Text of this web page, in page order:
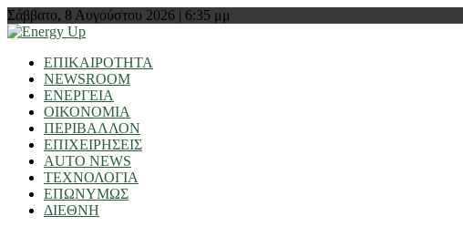
Σάββατο, 8 Αυγούστου 2026 | 6:35 μμ
ΕΠΙΚΑΙΡΟΤΗΤΑ
NEWSROOM
ΕΝΕΡΓΕΙΑ
ΟΙΚΟΝΟΜΙΑ
ΠΕΡΙΒΑΛΛΟΝ
ΕΠΙΧΕΙΡΗΣΕΙΣ
AUTO NEWS
ΤΕΧΝΟΛΟΓΙΑ
ΕΠΩΝΥΜΩΣ
ΔΙΕΘΝΗ